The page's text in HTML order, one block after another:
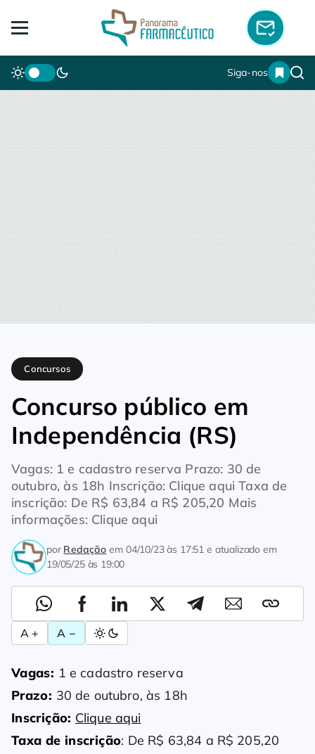
Siga-nos
Home Concursos
Concursos
Concurso público em
Independência (RS)
Vagas: 1 e cadastro reserva Prazo: 30 de
outubro, às 18h Inscrição: Clique aqui Taxa de
inscrição: De R$ 63,84 a R$ 205,20 Mais
informações: Clique aqui
por Redação em 04/10/23 às 17:51 e atualizado em
19/05/25 às 19:00
A + A −
Vagas: 1 e cadastro reserva
Prazo: 30 de outubro, às 18h
Inscrição: Clique aqui
Taxa de inscrição: De R$ 63,84 a R$ 205,20